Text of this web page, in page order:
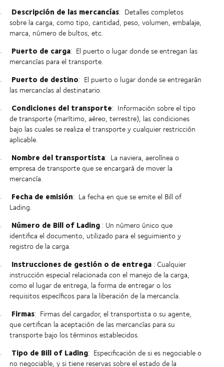
Descripción de las mercancías: Detalles completos
sobre la carga, como tipo, cantidad, peso, volumen, embalaje,
marca, número de bultos, etc.
Puerto de carga: El puerto o lugar donde se entregan las
mercancías para el transporte.
Puerto de destino: El puerto o lugar donde se entregarán
las mercancías al destinatario.
Condiciones del transporte: Información sobre el tipo
de transporte (marítimo, aéreo, terrestre), las condiciones
bajo las cuales se realiza el transporte y cualquier restricción
aplicable.
Nombre del transportista: La naviera, aerolínea o
empresa de transporte que se encargará de mover la
mercancía.
Fecha de emisión: La fecha en que se emite el Bill of
Lading.
Número de Bill of Lading : Un número único que
identifica el documento, utilizado para el seguimiento y
registro de la carga.
Instrucciones de gestión o de entrega : Cualquier
instrucción especial relacionada con el manejo de la carga,
como el lugar de entrega, la forma de entregar o los
requisitos específicos para la liberación de la mercancía.
Firmas: Firmas del cargador, el transportista o su agente,
que certifican la aceptación de las mercancías para su
transporte bajo los términos establecidos.
Tipo de Bill of Lading: Especificación de si es negociable o
no negociable, y si tiene reservas sobre el estado de la